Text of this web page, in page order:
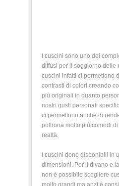
I cuscini sono uno dei
diffusi per il soggiorno delle
cuscini infatti ci permettono
contrasti di colori creando
più originali in quanto
nostri gusti personali
ci permettono anche di
poltrona molto più comodi
realtà.
I cuscini dono disponibili in
dimensioni. Per il divano e
non è possibile scegliere
molto grandi ma anzi è